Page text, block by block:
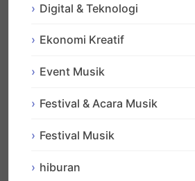
Digital & Teknologi
Ekonomi Kreatif
Event Musik
Festival & Acara Musik
Festival Musik
hiburan